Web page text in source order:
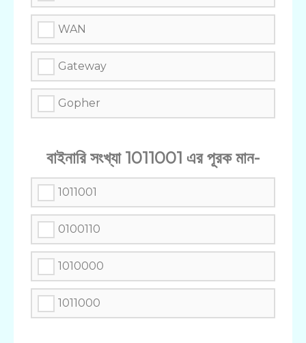
WAN
Gateway
Gopher
বাইনারি সংখ্যা 1011001 এর পূরক মান-
1011001
0100110
1010000
1011000